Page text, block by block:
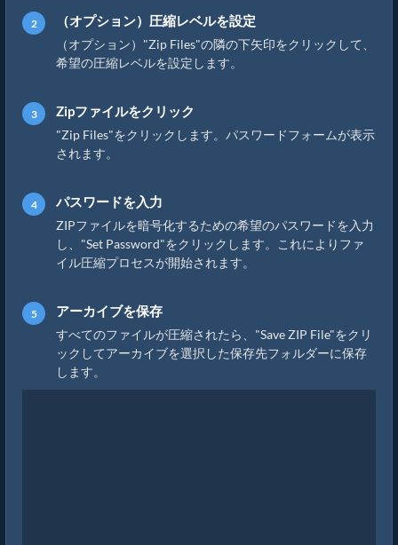
（オプション）圧縮レベルを設定
（オプション）"Zip Files"の隣の下矢印をクリックして、
希望の圧縮レベルを設定します。
Zipファイルをクリック
"Zip Files"をクリックします。パスワードフォームが表示
されます。
パスワードを入力
ZIPファイルを暗号化するための希望のパスワードを入力
し、"Set Password"をクリックします。これによりファ
イル圧縮プロセスが開始されます。
アーカイブを保存
すべてのファイルが圧縮されたら、"Save ZIP File"をクリ
ックしてアーカイブを選択した保存先フォルダーに保存
します。